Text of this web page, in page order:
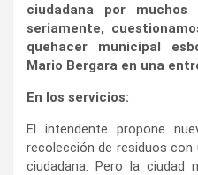
ciudadana por
seriamente,
quehacer municipal
Mario Bergara en una
En los servicios:
El intendente propone
recolección de residuos con
ciudadana. Pero la ciudad